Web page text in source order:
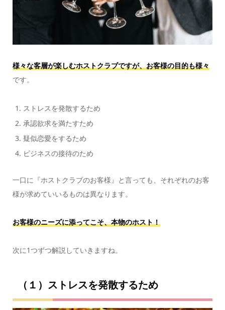
様々な客層が楽しむホストクラブですが、お客様の目的も様々
です。
ストレスを発散するため
承認欲求を満たすため
疑似恋愛をするため
ビジネスの接待のため
一口に『ホストクラブのお客様』と言っても、それぞれのお客
様が求めていいるものは異なります。
お客様のニーズに添ってこそ、本物のホスト！
次に1つずつ解説していきますね。
（１）ストレスを発散するため